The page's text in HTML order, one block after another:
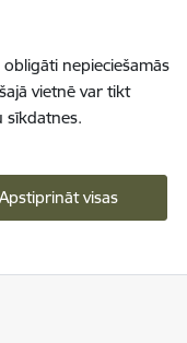
nepieciešamās
vietnē var tikt
sīkdatnes.
Apstiprināt visas